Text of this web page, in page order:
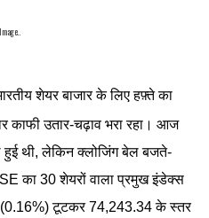
Image..
शेयर बाजार के लिए हफ़्ते का
काफी उतार-चढ़ाव भरा रहा। आज
थी, लेकिन क्लोजिंग बेल बजते-
का 30 शेयरों वाला प्रमुख इंडेक्स
टूटकर 74,243.34 के स्तर